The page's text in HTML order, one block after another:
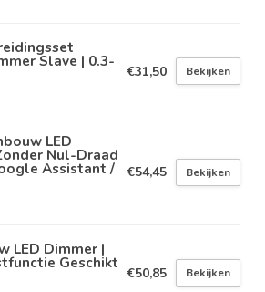
Slave | 0.3-
€31,50 Bekijken
LED
Nul-Draad
Assistant / €54,45 Bekijken
LED Dimmer |
Geschikt
€50,85 Bekijken